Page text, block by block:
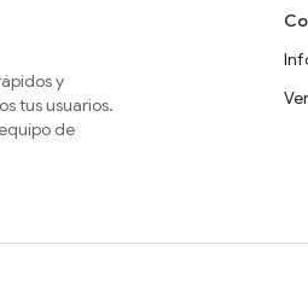
y
tus usuarios.
de